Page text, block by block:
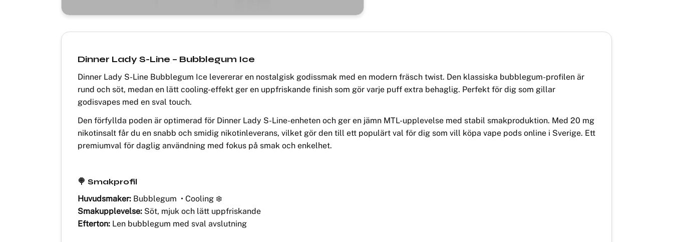
Dinner Lady S-Line – Bubblegum Ice
Dinner Lady S-Line Bubblegum Ice levererar en nostalgisk godissmak med en modern fräsch twist. Den klassiska bubblegum-profilen är
rund och söt, medan en lätt cooling-effekt ger en uppfriskande finish som gör varje puff extra behaglig. Perfekt för dig som gillar
godisvapes med en sval touch.
Den förfyllda poden är optimerad för Dinner Lady S-Line-enheten och ger en jämn MTL-upplevelse med stabil smakproduktion. Med 20 mg
nikotinsalt får du en snabb och smidig nikotinleverans, vilket gör den till ett populärt val för dig som vill köpa vape pods online i Sverige. Ett
premiumval för daglig användning med fokus på smak och enkelhet.
🍭 Smakprofil
Huvudsmaker: Bubblegum • Cooling ❄️
Smakupplevelse: Söt, mjuk och lätt uppfriskande
Efterton: Len bubblegum med sval avslutning